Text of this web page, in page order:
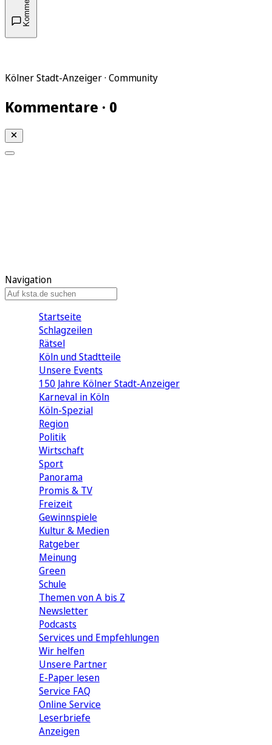
Kölner Stadt-Anzeiger · Community
Kommentare · 0
Navigation
Startseite
Schlagzeilen
Rätsel
Köln und Stadtteile
Unsere Events
150 Jahre Kölner Stadt-Anzeiger
Karneval in Köln
Köln-Spezial
Region
Politik
Wirtschaft
Sport
Panorama
Promis & TV
Freizeit
Gewinnspiele
Kultur & Medien
Ratgeber
Meinung
Green
Schule
Themen von A bis Z
Newsletter
Podcasts
Services und Empfehlungen
Wir helfen
Unsere Partner
E-Paper lesen
Service FAQ
Online Service
Leserbriefe
Anzeigen